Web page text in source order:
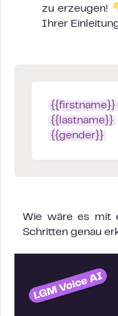
zu erzeugen!
Ihrer
{{firstname}}
{{lastname}}
{{gender}}
Wie wäre es mit
Schritten genau